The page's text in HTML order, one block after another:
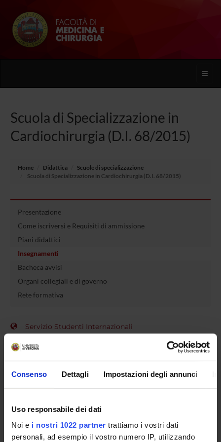
Consenso Dettagli Impostazioni degli annunci
Uso responsabile dei dati
Noi e i nostri 1022 partner trattiamo i vostri dati
personali, ad esempio il vostro numero IP, utilizzando
Toggle
Scuola di Specializzazione in
Cardiochirurgia (D.I. 68/2015)
Home Didattica
Scuole di specializzazione
Scuola di Specializzazione in Cardiochirurgia (D.I. 68/2015)
Presentazione
Come iscriversi e Requisiti di ammissione
Piani didattici
Insegnamenti
Bacheca avvisi
Organi collegiali e di governo
Rete formativa
Servizio Studenti Internazionali
OFFERTA FORMATIVA
SEMESTRE FILTRO
CORSI DI LAUREA
CORSI DI LAUREA MAGISTRALE